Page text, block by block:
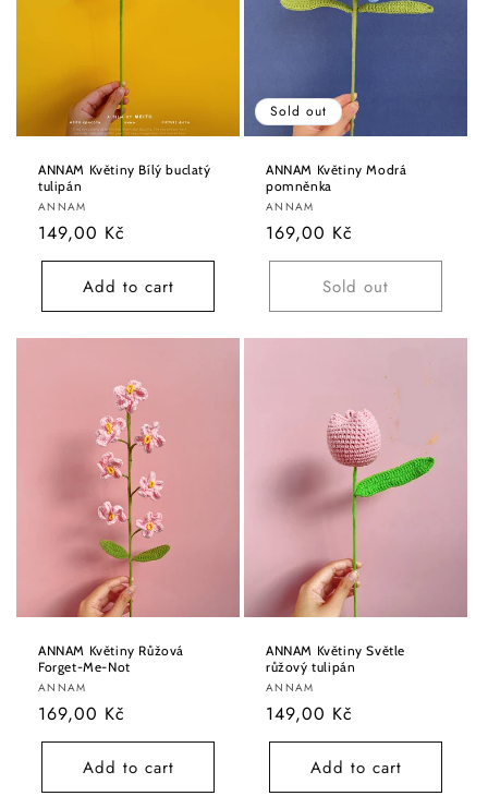
ANNAM Květiny Bílý buclatý
tulipán
Vendor:
ANNAM
Regular
price
149,00 Kč
Add to cart
Sold out
ANNAM Květiny Modrá
pomněnka
Vendor:
ANNAM
Regular
price
169,00 Kč
Sold out
ANNAM Květiny Růžová
Forget-Me-Not
Vendor:
ANNAM
Regular
price
169,00 Kč
Add to cart
ANNAM Květiny Světle
růžový tulipán
Vendor:
ANNAM
Regular
price
149,00 Kč
Add to cart